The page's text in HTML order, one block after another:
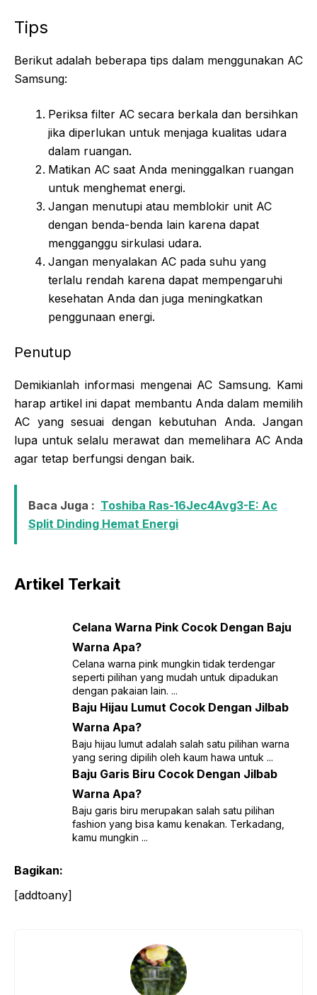
Tips
Berikut adalah beberapa tips dalam menggunakan AC
Samsung:
Periksa filter AC secara berkala dan bersihkan
jika diperlukan untuk menjaga kualitas udara
dalam ruangan.
Matikan AC saat Anda meninggalkan ruangan
untuk menghemat energi.
Jangan menutupi atau memblokir unit AC
dengan benda-benda lain karena dapat
mengganggu sirkulasi udara.
Jangan menyalakan AC pada suhu yang
terlalu rendah karena dapat mempengaruhi
kesehatan Anda dan juga meningkatkan
penggunaan energi.
Penutup
Demikianlah informasi mengenai AC Samsung. Kami
harap artikel ini dapat membantu Anda dalam memilih
AC yang sesuai dengan kebutuhan Anda. Jangan
lupa untuk selalu merawat dan memelihara AC Anda
agar tetap berfungsi dengan baik.
Baca Juga : Toshiba Ras-16Jec4Avg3-E: Ac
Split Dinding Hemat Energi
Artikel Terkait
Celana Warna Pink Cocok Dengan Baju
Warna Apa?
Celana warna pink mungkin tidak terdengar
seperti pilihan yang mudah untuk dipadukan
dengan pakaian lain. ...
Baju Hijau Lumut Cocok Dengan Jilbab
Warna Apa?
Baju hijau lumut adalah salah satu pilihan warna
yang sering dipilih oleh kaum hawa untuk ...
Baju Garis Biru Cocok Dengan Jilbab
Warna Apa?
Baju garis biru merupakan salah satu pilihan
fashion yang bisa kamu kenakan. Terkadang,
kamu mungkin ...
Bagikan:
[addtoany]